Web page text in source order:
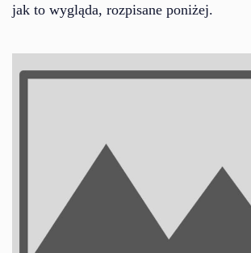
jak to wygląda, rozpisane poniżej.